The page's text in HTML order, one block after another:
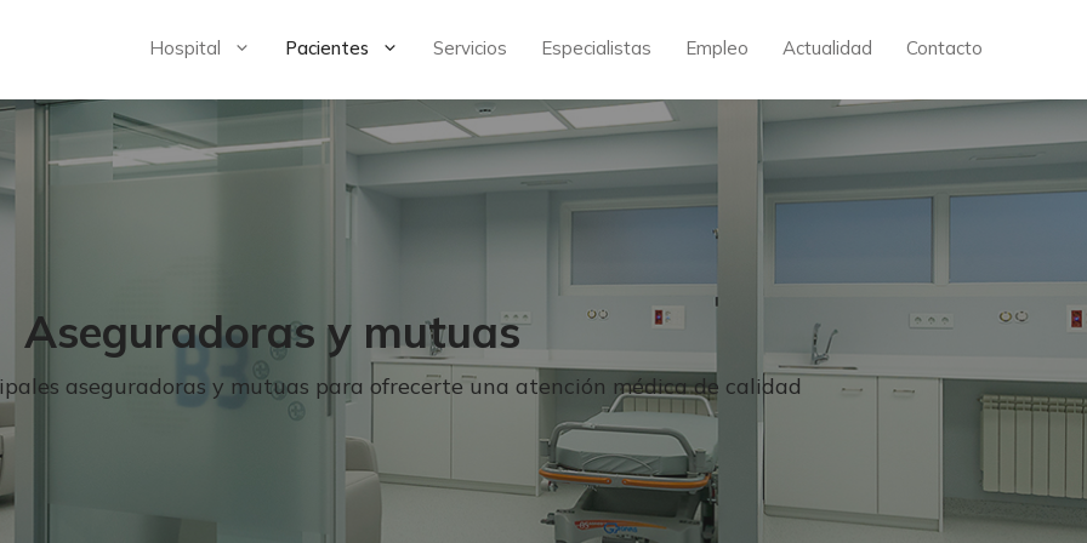
Hospital Pacientes Servicios Especialistas Empleo Actualidad Contacto
Aseguradoras y mutuas
aseguradoras y mutuas para ofrecerte una atención médica de calidad